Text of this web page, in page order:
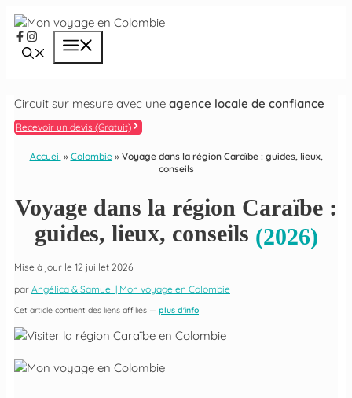
Aller
au
contenu
Circuit sur mesure avec une agence locale de confiance
Recevoir un devis (Gratuit)
Accueil » Colombie» Voyage dans la région Caraïbe : guides, lieux,
conseils
Voyage dans la région Caraïbe :
guides, lieux, conseils (2026)
Mise à jour le 12 juillet 2026
par Angélica & Samuel | Mon voyage en Colombie
Cet article contient des liens affiliés — plus d'info